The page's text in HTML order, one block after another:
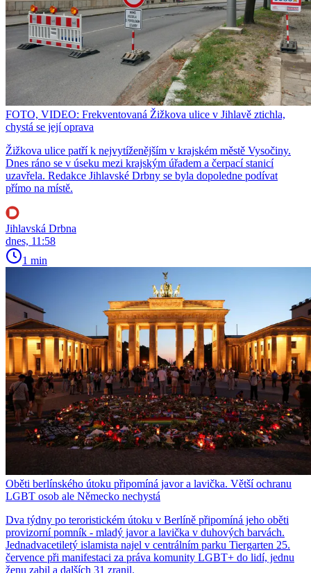
FOTO, VIDEO: Frekventovaná Žižkova ulice v Jihlavě ztichla,
chystá se její oprava
Žižkova ulice patří k nejvytíženějším v krajském městě Vysočiny.
Dnes ráno se v úseku mezi krajským úřadem a čerpací stanicí
uzavřela. Redakce Jihlavské Drbny se byla dopoledne podívat
přímo na místě.
Jihlavská Drbna
dnes, 11:58
1 min
Oběti berlínského útoku připomíná javor a lavička. Větší ochranu
LGBT osob ale Německo nechystá
Dva týdny po teroristickém útoku v Berlíně připomíná jeho oběti
provizorní pomník - mladý javor a lavička v duhových barvách.
Jednadvacetiletý islamista najel v centrálním parku Tiergarten 25.
července při manifestaci za práva komunity LGBT+ do lidí, jednu
ženu zabil a dalších 31 zranil.